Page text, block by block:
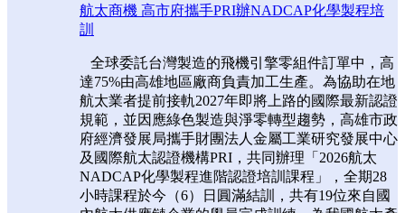
航太商機 高市府攜手PRI辦NADCAP化學製程培
訓
全球委託台灣製造的飛機引擎零組件訂單中，高
達75%由高雄地區廠商負責加工生產。為協助在地
航太業者提前接軌2027年即將上路的國際最新認證
規範，並因應綠色製造與淨零轉型趨勢，高雄市政
府經濟發展局攜手財團法人金屬工業研究發展中心
及國際航太認證機構PRI，共同辦理「2026航太
NADCAP化學製程進階認證培訓課程」，全期28
小時課程於今（6）日圓滿結訓，共有19位來自國